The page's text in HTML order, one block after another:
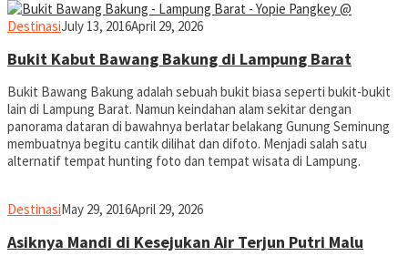
Destinasiyopiefranz
July 13, 2016April 29, 2026
Bukit Kabut Bawang Bakung di Lampung Barat
Bukit Bawang Bakung adalah sebuah bukit biasa seperti bukit-bukit
lain di Lampung Barat. Namun keindahan alam sekitar dengan
panorama dataran di bawahnya berlatar belakang Gunung Seminung
membuatnya begitu cantik dilihat dan difoto. Menjadi salah satu
alternatif tempat hunting foto dan tempat wisata di Lampung.
Destinasiyopiefranz
May 29, 2016April 29, 2026
Asiknya Mandi di Kesejukan Air Terjun Putri Malu